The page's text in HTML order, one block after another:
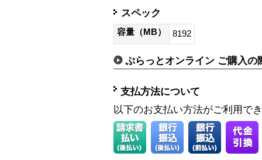
スペック
容量（MB） 8192
ぷらっとオンライン ご購入の
支払方法について
以下のお支払い方法がご利用で